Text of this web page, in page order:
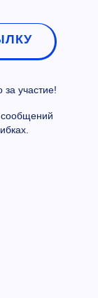
участие!
сообщений